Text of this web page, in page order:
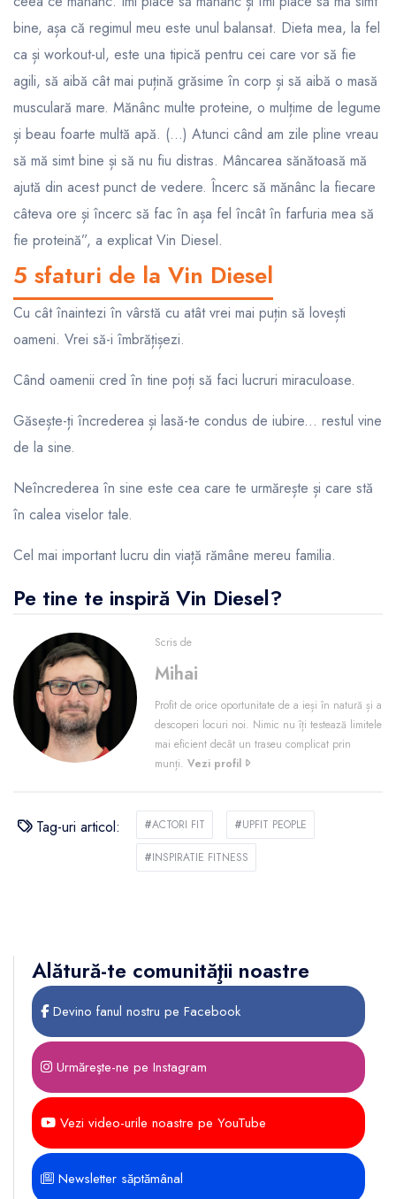
bine, așa că regimul meu este unul balansat. Dieta mea, la fel
ca și workout-ul, este una tipică pentru cei care vor să fie
agili, să aibă cât mai puțină grăsime în corp și să aibă o masă
musculară mare. Mănânc multe proteine, o mulțime de legume
și beau foarte multă apă. (...) Atunci când am zile pline vreau
să mă simt bine și să nu fiu distras. Mâncarea sănătoasă mă
ajută din acest punct de vedere. Încerc să mănânc la fiecare
câteva ore și încerc să fac în așa fel încât în farfuria mea să
fie proteină”, a explicat Vin Diesel.
5 sfaturi de la Vin Diesel
Cu cât înaintezi în vârstă cu atât vrei mai puțin să lovești
oameni. Vrei să-i îmbrățișezi.
Când oamenii cred în tine poți să faci lucruri miraculoase.
Găsește-ți încrederea și lasă-te condus de iubire... restul vine
de la sine.
Neîncrederea în sine este cea care te urmărește și care stă
în calea viselor tale.
Cel mai important lucru din viață rămâne mereu familia.
Pe tine te inspiră Vin Diesel?
Scris de
Mihai
Profit de orice oportunitate de a ieși în natură și a
descoperi locuri noi. Nimic nu îți testează limitele
mai eficient decât un traseu complicat prin
munți. Vezi profil
Tag-uri articol: #ACTORI FIT #UPFIT PEOPLE
#INSPIRATIE FITNESS
Alătură-te comunităţii noastre
Devino fanul nostru pe Facebook
Urmăreşte-ne pe Instagram
Vezi video-urile noastre pe YouTube
Newsletter săptămânal